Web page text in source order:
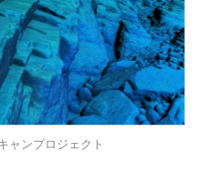
ャンプロジェクト